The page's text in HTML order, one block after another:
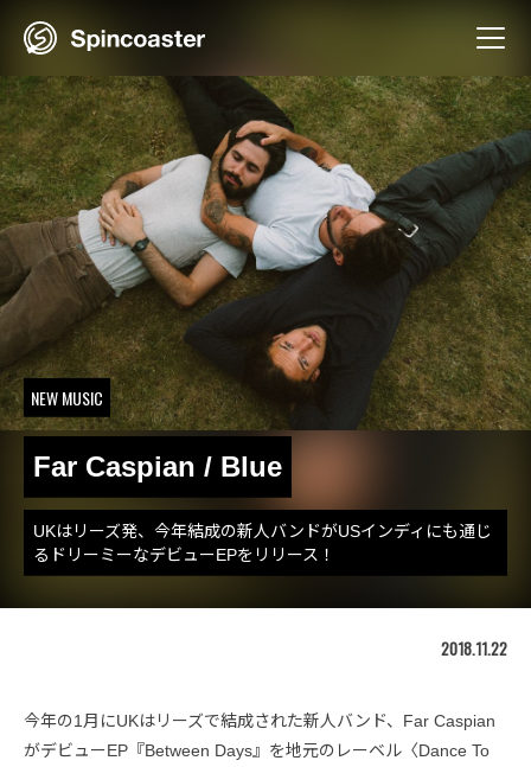
NEW MUSIC
Far Caspian / Blue
UKはリーズ発、今年結成の新人バンドがUSインディにも通じ
るドリーミーなデビューEPをリリース！
2018.11.22
今年の1月にUKはリーズで結成された新人バンド、Far Caspian
がデビューEP『Between Days』を地元のレーベル〈Dance To